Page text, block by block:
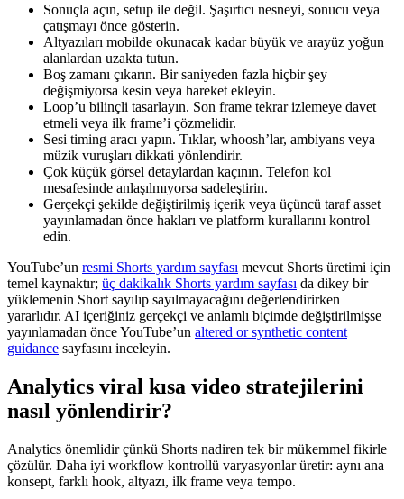
Sonuçla açın, setup ile değil. Şaşırtıcı nesneyi, sonucu veya
çatışmayı önce gösterin.
Altyazıları mobilde okunacak kadar büyük ve arayüz yoğun
alanlardan uzakta tutun.
Boş zamanı çıkarın. Bir saniyeden fazla hiçbir şey
değişmiyorsa kesin veya hareket ekleyin.
Loop’u bilinçli tasarlayın. Son frame tekrar izlemeye davet
etmeli veya ilk frame’i çözmelidir.
Sesi timing aracı yapın. Tıklar, whoosh’lar, ambiyans veya
müzik vuruşları dikkati yönlendirir.
Çok küçük görsel detaylardan kaçının. Telefon kol
mesafesinde anlaşılmıyorsa sadeleştirin.
Gerçekçi şekilde değiştirilmiş içerik veya üçüncü taraf asset
yayınlamadan önce hakları ve platform kurallarını kontrol
edin.
YouTube’un resmi Shorts yardım sayfası mevcut Shorts üretimi için
temel kaynaktır; üç dakikalık Shorts yardım sayfası da dikey bir
yüklemenin Short sayılıp sayılmayacağını değerlendirirken
yararlıdır. AI içeriğiniz gerçekçi ve anlamlı biçimde değiştirilmişse
yayınlamadan önce YouTube’un altered or synthetic content
guidance sayfasını inceleyin.
Analytics viral kısa video stratejilerini
nasıl yönlendirir?
Analytics önemlidir çünkü Shorts nadiren tek bir mükemmel fikirle
çözülür. Daha iyi workflow kontrollü varyasyonlar üretir: aynı ana
konsept, farklı hook, altyazı, ilk frame veya tempo.